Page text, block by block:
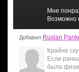
Мне
Возможно
Добавил Ruslan
Крайне
Если
была